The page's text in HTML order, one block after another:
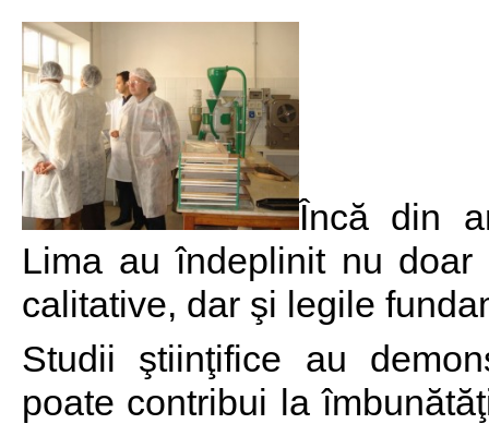
Încă din
Lima au îndeplinit nu
calitative, dar şi legile
Studii ştiinţifice au
poate contribui la